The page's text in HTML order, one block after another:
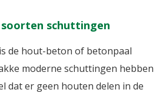
soorten schuttingen
de hout-beton of betonpaal
moderne schuttingen hebben
dat er geen houten delen in de